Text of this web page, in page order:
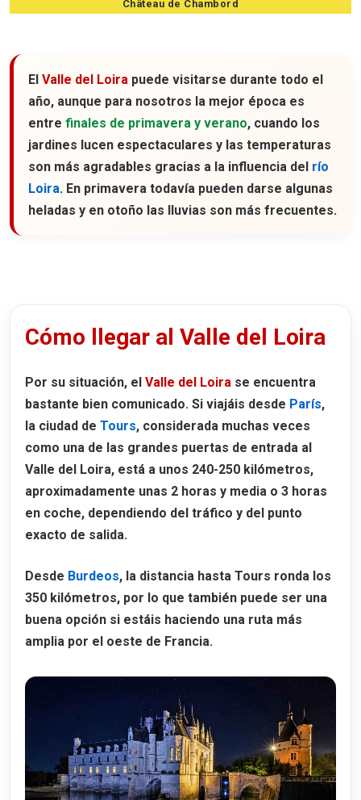
Château de Chambord
El Valle del Loira puede visitarse durante todo el
año, aunque para nosotros la mejor época es
entre finales de primavera y verano, cuando los
jardines lucen espectaculares y las temperaturas
son más agradables gracias a la influencia del río
Loira. En primavera todavía pueden darse algunas
heladas y en otoño las lluvias son más frecuentes.
Cómo llegar al Valle del Loira
Por su situación, el Valle del Loira se encuentra
bastante bien comunicado. Si viajáis desde París,
la ciudad de Tours, considerada muchas veces
como una de las grandes puertas de entrada al
Valle del Loira, está a unos 240-250 kilómetros,
aproximadamente unas 2 horas y media o 3 horas
en coche, dependiendo del tráfico y del punto
exacto de salida.
Desde Burdeos, la distancia hasta Tours ronda los
350 kilómetros, por lo que también puede ser una
buena opción si estáis haciendo una ruta más
amplia por el oeste de Francia.